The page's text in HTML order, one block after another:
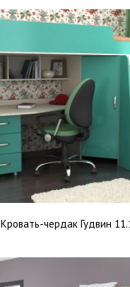
Кровать-чердак Гудвин